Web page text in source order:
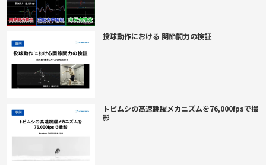
投球動作における 関節間力の検証
トビムシの高速跳躍メカニズムを76,000fpsで撮
影